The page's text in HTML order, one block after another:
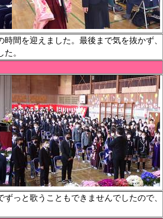
間を迎えました。最後まで気を抜かず、
。
っと歌うこともできませんでしたので、